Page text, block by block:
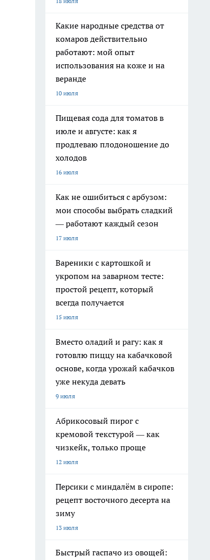
Какие народные средства от
комаров действительно
работают: мой опыт
использования на коже и на
веранде
10 июля
Пищевая сода для томатов в
июле и августе: как я
продлеваю плодоношение до
холодов
16 июля
Как не ошибиться с арбузом:
мои способы выбрать сладкий
— работают каждый сезон
17 июля
Вареники с картошкой и
укропом на заварном тесте:
простой рецепт, который
всегда получается
15 июля
Вместо оладий и рагу: как я
готовлю пиццу на кабачковой
основе, когда урожай кабачков
уже некуда девать
9 июля
Абрикосовый пирог с
кремовой текстурой — как
чизкейк, только проще
12 июля
Персики с миндалём в сиропе:
рецепт восточного десерта на
зиму
13 июля
Быстрый гаспачо из овощей: